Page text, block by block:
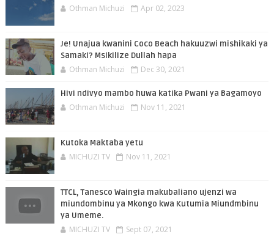
Othman Michuzi Apr 02, 2023
Je! Unajua kwanini Coco Beach hakuuzwi mishikaki ya
Samaki? Msikilize Dullah hapa
Othman Michuzi Dec 30, 2021
Hivi ndivyo mambo huwa katika Pwani ya Bagamoyo
Othman Michuzi Nov 11, 2021
Kutoka Maktaba yetu
MICHUZI TV Nov 11, 2021
TTCL, Tanesco Waingia makubaliano ujenzi wa
miundombinu ya Mkongo kwa Kutumia Miundmbinu
ya Umeme.
MICHUZI TV Sept 07, 2021